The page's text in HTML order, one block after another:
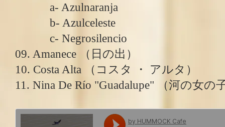
a- Azulnaranja
b- Azulceleste
c- Negrosilencio
09. Amanece （日の出）
10. Costa Alta （コスタ ・ アルタ）
11. Nina De Río "Guadalupe" （河の女